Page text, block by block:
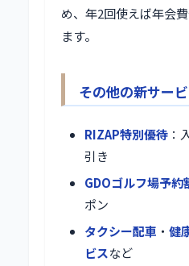
め、年2回使えば年会
ます。
その他の新サー
RIZAP特別優待 ：
引き
GDOゴルフ場予約
ポン
タクシー配車 ・ 健
ビスなど